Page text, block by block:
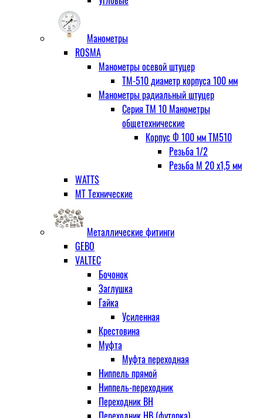
Манометры
ROSMA
Манометры осевой штуцер
ТМ-510 диаметр корпуса 100 мм
Манометры радиальный штуцер
Серия ТМ 10 Манометры
общетехнические
Корпус Ф 100 мм ТМ510
Резьба 1/2
Резьба М 20 х1,5 мм
WATTS
МТ Технические
Металлические фитинги
GEBO
VALTEC
Бочонок
Заглушка
Гайка
Усиленная
Крестовина
Муфта
Муфта переходная
Ниппель прямой
Ниппель-переходник
Переходник ВН